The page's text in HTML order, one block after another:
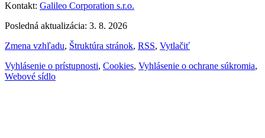
Kontakt: Galileo Corporation s.r.o.
Posledná aktualizácia: 3. 8. 2026
Zmena vzhľadu, Štruktúra stránok, RSS, Vytlačiť
Vyhlásenie o prístupnosti, Cookies, Vyhlásenie o ochrane súkromia,
Webové sídlo